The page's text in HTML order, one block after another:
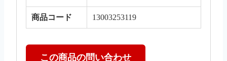
商品コード 13003253119
この商品の問い合わせ